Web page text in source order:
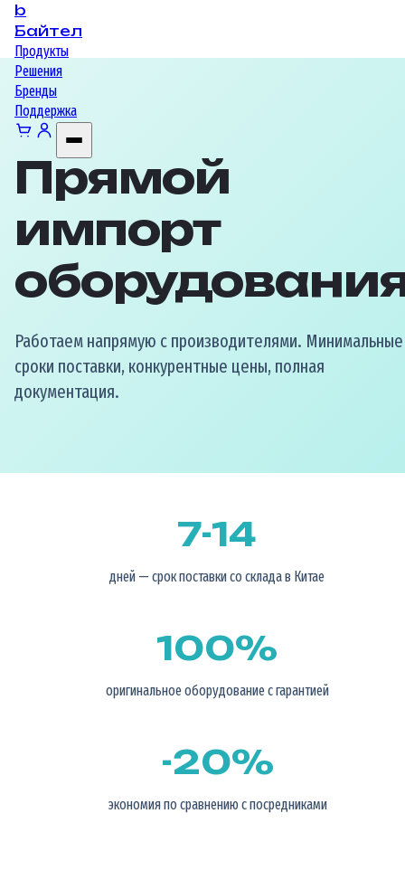
b
Байтел
Продукты
Решения
Бренды
Поддержка
Прямой
импорт
Работаем напрямую с производителями. Минимальные
сроки поставки, конкурентные цены, полная
документация.
7-14
дней — срок поставки со склада в Китае
100%
оригинальное оборудование с гарантией
-20%
экономия по сравнению с посредниками